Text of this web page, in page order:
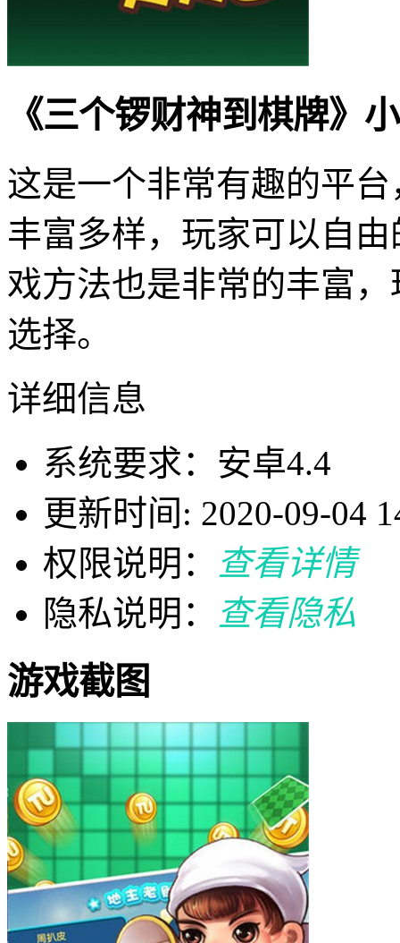
《三个锣财神到棋牌》
这是一个非常有趣的平
丰富多样，玩家可以自由
戏方法也是非常的丰富
选择。
详细信息
系统要求：安卓4.4
更新时间: 2020-09-04
权限说明：
查看详情
隐私说明：
查看隐私
游戏截图